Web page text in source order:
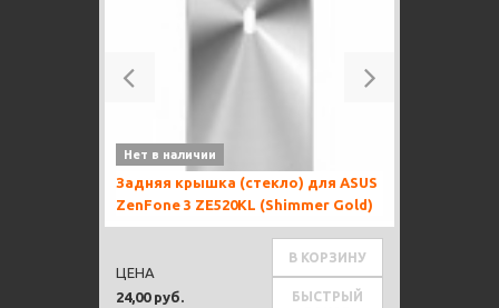
Previous
Нет в наличии
Задняя крышка (стекло) для ASUS
ZenFone 3 ZE520KL (Shimmer Gold)
24,00 руб.
ЦЕНА
В КОРЗИНУ
БЫСТРЫЙ